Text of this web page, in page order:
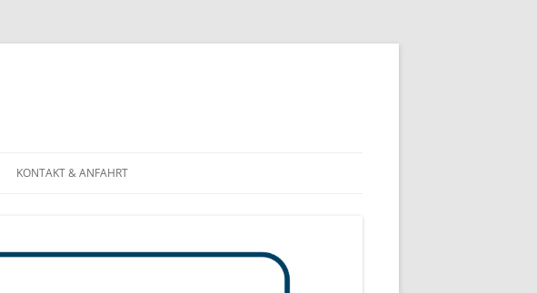
KONTAKT & ANFAHRT